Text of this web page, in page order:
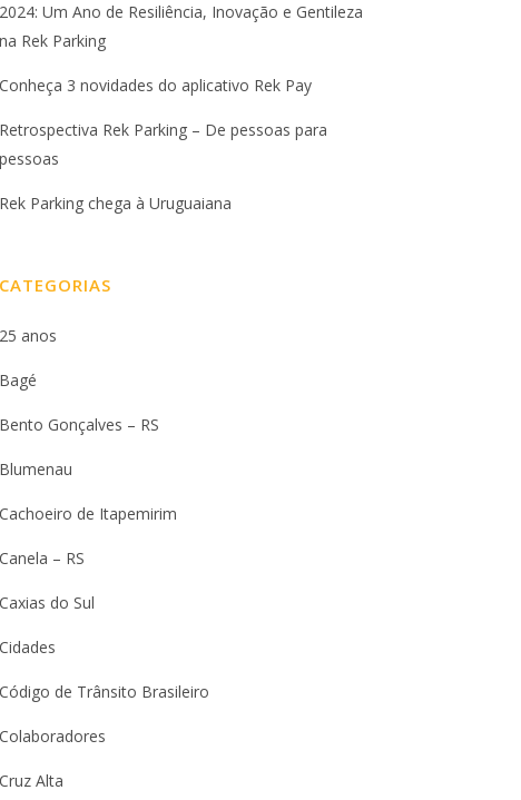
2024: Um Ano de Resiliência, Inovação e Gentileza
na Rek Parking
Conheça 3 novidades do aplicativo Rek Pay
Retrospectiva Rek Parking – De pessoas para
pessoas
Rek Parking chega à Uruguaiana
CATEGORIAS
25 anos
Bagé
Bento Gonçalves – RS
Blumenau
Cachoeiro de Itapemirim
Canela – RS
Caxias do Sul
Cidades
Código de Trânsito Brasileiro
Colaboradores
Cruz Alta